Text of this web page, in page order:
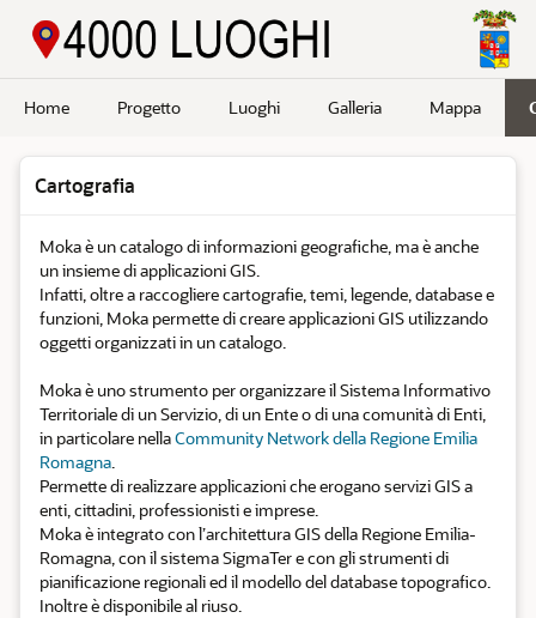
Home Progetto Luoghi Galleria Mappa
Cartografia
Moka è un catalogo di informazioni geografiche, ma è anche
un insieme di applicazioni GIS.
Infatti, oltre a raccogliere cartografie, temi, legende, database e
funzioni, Moka permette di creare applicazioni GIS utilizzando
oggetti organizzati in un catalogo.
Moka è uno strumento per organizzare il Sistema Informativo
Territoriale di un Servizio, di un Ente o di una comunità di Enti,
in particolare nellaCommunity Network della Regione Emilia
Romagna.
Permette di realizzare applicazioni che erogano servizi GIS a
enti, cittadini, professionisti e imprese.
Moka è integrato con l’architettura GIS della Regione Emilia-
Romagna, con il sistema SigmaTer e con gli strumenti di
pianificazione regionali ed il modello del database topografico.
Inoltre è disponibile al riuso.